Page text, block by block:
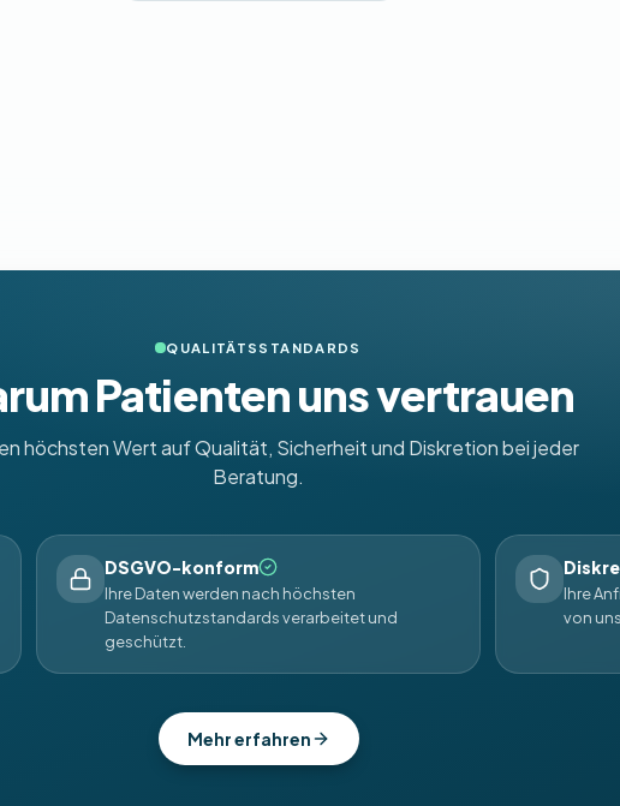
QUALITÄTSSTANDARDS
Patienten uns vertrauen
höchsten Wert auf Qualität, Sicherheit und Diskretion bei jeder
Beratung.
DSGVO-konform
Ihre Daten werden nach höchsten
Datenschutzstandards verarbeitet und
geschützt.
Ihre
von
Mehr erfahren